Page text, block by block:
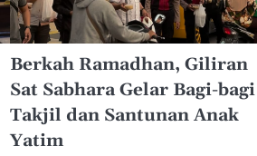
Berkah Ramadhan, Giliran
Sat Sabhara Gelar Bagi-bagi
Takjil dan Santunan Anak
Yatim